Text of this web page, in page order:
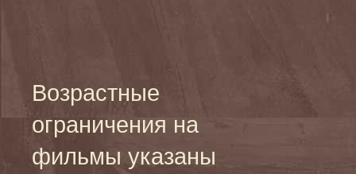
Возрастные
ограничения на
фильмы указаны